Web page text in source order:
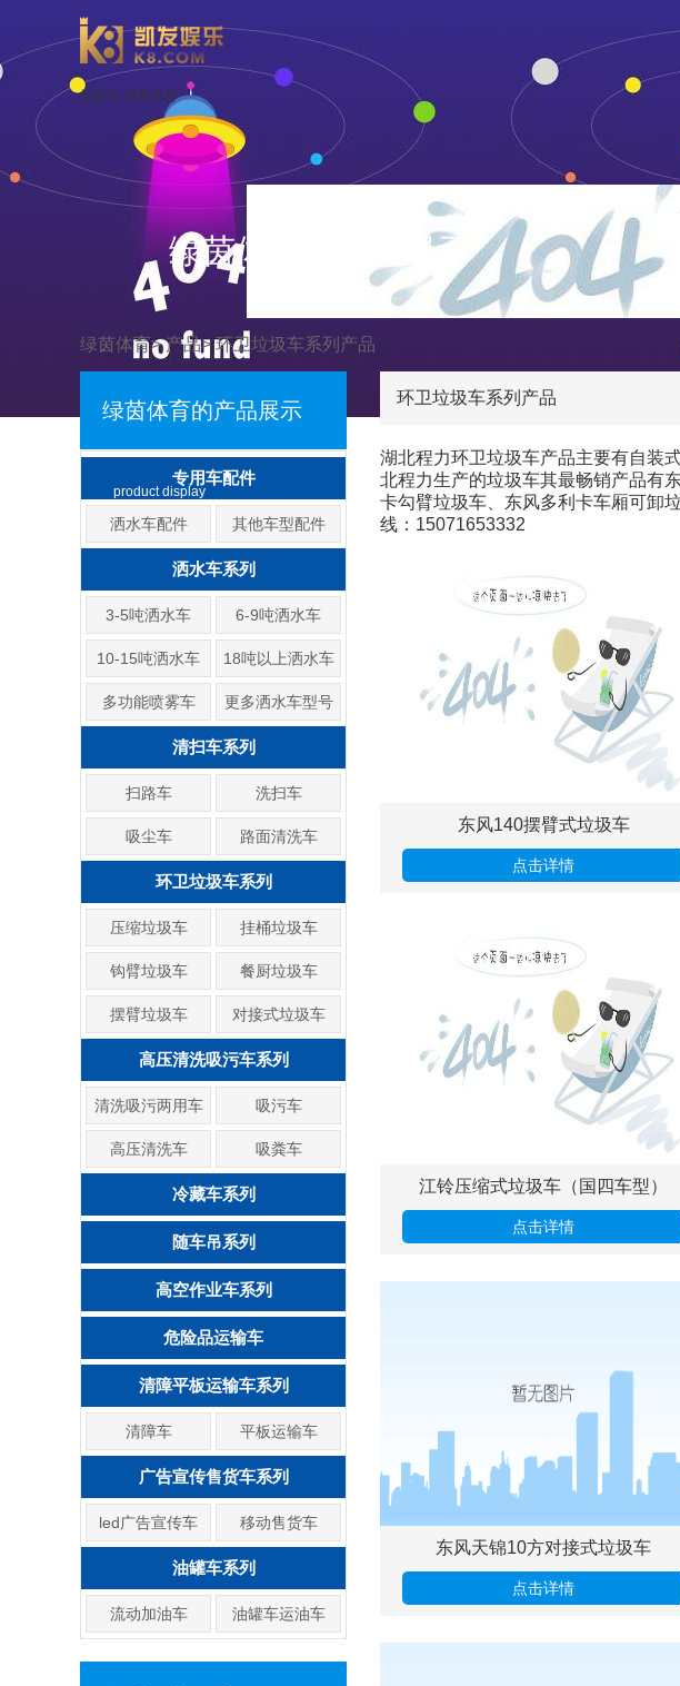
垃圾车-绿茵体育
绿茵体育的产品展示
绿茵体育>产品>环卫垃圾车系列产品
绿茵体育的产品展示
product display
专用车配件
洒水车配件 其他车型配件
洒水车系列
3-5吨洒水车 6-9吨洒水车
10-15吨洒水车 18吨以上洒水车
多功能喷雾车 更多洒水车型号
清扫车系列
扫路车 洗扫车
吸尘车 路面清洗车
环卫垃圾车系列
压缩垃圾车 挂桶垃圾车
钩臂垃圾车 餐厨垃圾车
摆臂垃圾车 对接式垃圾车
高压清洗吸污车系列
清洗吸污两用车 吸污车
高压清洗车 吸粪车
冷藏车系列
随车吊系列
高空作业车系列
危险品运输车
清障平板运输车系列
清障车 平板运输车
广告宣传售货车系列
led广告宣传车 移动售货车
油罐车系列
流动加油车 油罐车运油车
环卫垃圾车系列产品
湖北程力环卫垃圾车产品主要有自装
北程力生产的垃圾车其最畅销产品有
卡勾臂垃圾车、东风多利卡车厢可卸
线：15071653332
东风140摆臂式垃圾车
点击详情
江铃压缩式垃圾车（国四车型）
点击详情
东风天锦10方对接式垃圾车
点击详情